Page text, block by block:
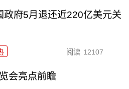
政府5月退还近220亿美元关
阅读 12107
会亮点前瞻